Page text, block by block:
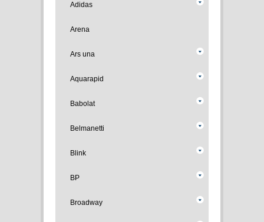
Adidas
Arena
Ars una
Aquarapid
Babolat
Belmanetti
Blink
BP
Broadway